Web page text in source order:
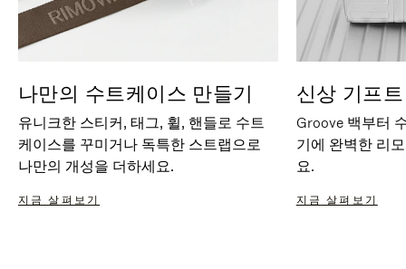
나만의 수트케이스 만들기
유니크한 스티커, 태그, 휠, 핸들로 수트
케이스를 꾸미거나 독특한 스트랩으로
나만의 개성을 더하세요.
지금 살펴보기
신상 기프
Groove 백부터
기에 완벽한 리
요.
지금 살펴보기